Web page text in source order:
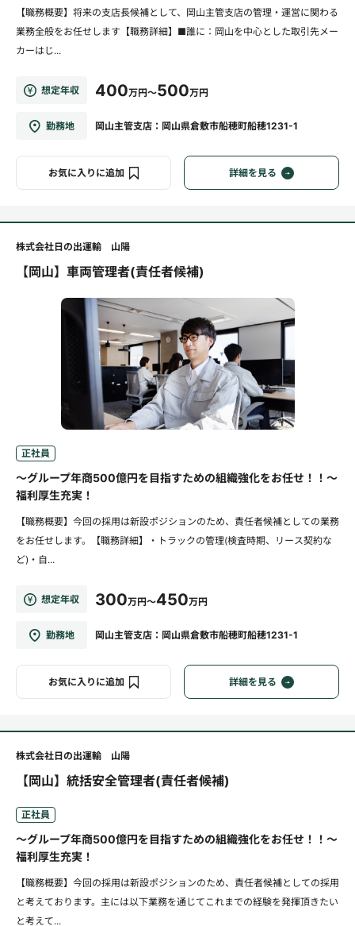
【職務概要】将来の支店長候補として、岡山主管支店の管理・運営に関わる
業務全般をお任せします【職務詳細】■誰に：岡山を中心とした取引先メー
カーはじ...
想定年収 400万円～500万円
勤務地 岡山主管支店：岡山県倉敷市船穂町船穂1231-1
お気に入りに追加 詳細を見る
株式会社日の出運輸 山陽
【岡山】車両管理者(責任者候補)
正社員
～グループ年商500億円を目指すための組織強化をお任せ！！～
福利厚生充実！
【職務概要】今回の採用は新設ポジションのため、責任者候補としての業務
をお任せします。【職務詳細】・トラックの管理(検査時期、リース契約な
ど)・自...
想定年収 300万円～450万円
勤務地 岡山主管支店：岡山県倉敷市船穂町船穂1231-1
お気に入りに追加 詳細を見る
株式会社日の出運輸 山陽
【岡山】統括安全管理者(責任者候補)
正社員
～グループ年商500億円を目指すための組織強化をお任せ！！～
福利厚生充実！
【職務概要】今回の採用は新設ポジションのため、責任者候補としての採用
と考えております。主には以下業務を通じてこれまでの経験を発揮頂きたい
と考えて...